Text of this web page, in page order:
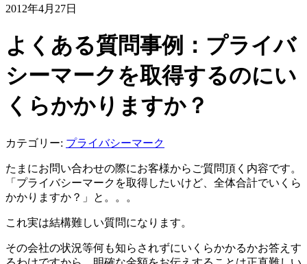
2012年4月27日
よくある質問事例：プライバ
シーマークを取得するのにい
くらかかりますか？
カテゴリー: プライバシーマーク
たまにお問い合わせの際にお客様からご質問頂く内容です。
「プライバシーマークを取得したいけど、全体合計でいくら
かかりますか？」と。。。
これ実は結構難しい質問になります。
その会社の状況等何も知らされずにいくらかかるかお答えす